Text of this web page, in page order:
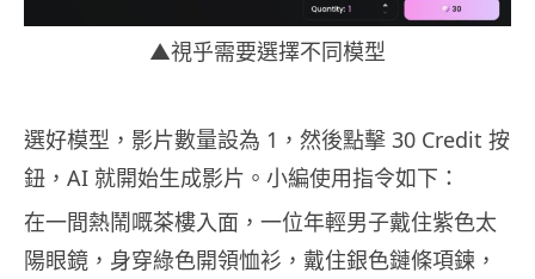
▲視乎需要選擇不同模型
選好模型，影片數量設為 1，然後點擊 30 Credit 按
鈕，AI 就開始生成影片。小編使用指令如下：
在一間熱鬧嘅茶樓入面，一位年輕男子戴住紫色太
陽眼鏡，身穿綠色開領恤衫，戴住銀色鏈條項鍊，